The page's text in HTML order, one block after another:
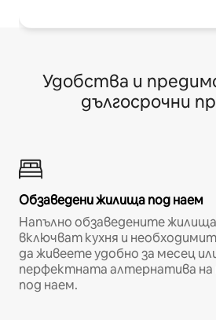
Удобства и
дългосрочни
Обзаведени жилища под наем
Напълно обзаведените
включват кухня и
да живеете удобно за месец
перфектната алтернатива
под наем.